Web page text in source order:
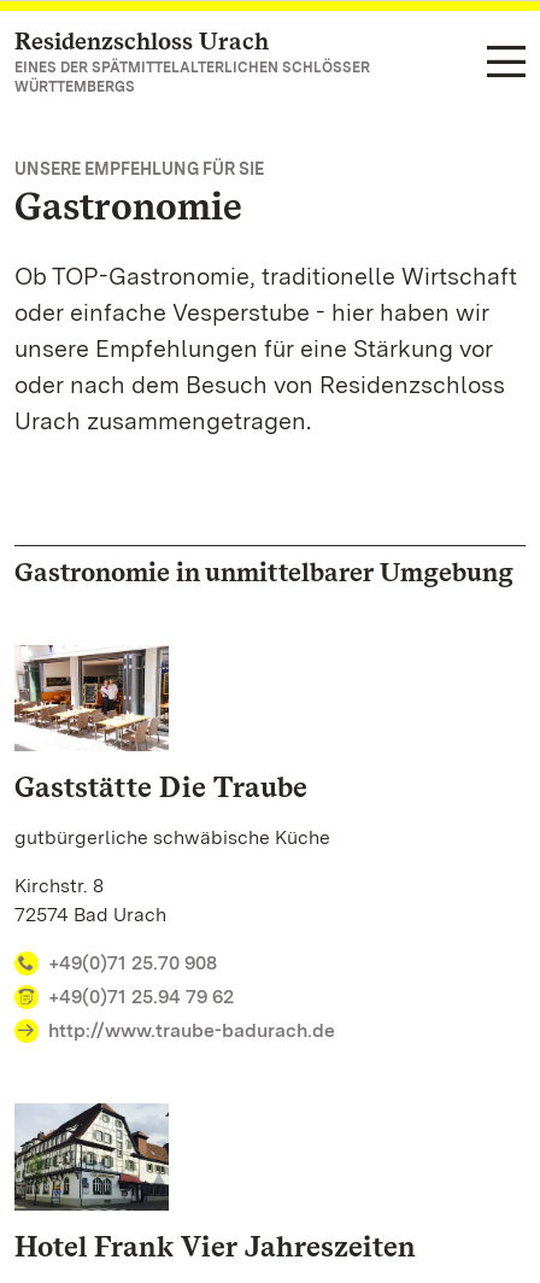
Zum Hauptinhalt springen
Residenzschloss Urach
EINES DER SPÄTMITTELALTERLICHEN SCHLÖSSER
WÜRTTEMBERGS
UNSERE EMPFEHLUNG FÜR SIE
Gastronomie
Ob TOP-Gastronomie, traditionelle Wirtschaft
oder einfache Vesperstube - hier haben wir
unsere Empfehlungen für eine Stärkung vor
oder nach dem Besuch von Residenzschloss
Urach zusammengetragen.
Gastronomie in unmittelbarer Umgebung
Gaststätte Die Traube
gutbürgerliche schwäbische Küche
Kirchstr. 8
72574 Bad Urach
+49(0)71 25.70 908
+49(0)71 25.94 79 62
http://www.traube-badurach.de
Hotel Frank Vier Jahreszeiten